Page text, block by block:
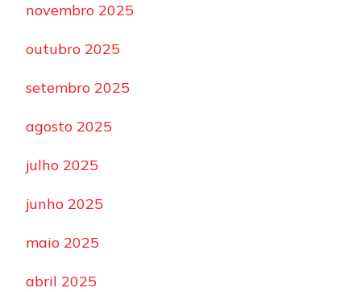
novembro 2025
outubro 2025
setembro 2025
agosto 2025
julho 2025
junho 2025
maio 2025
abril 2025